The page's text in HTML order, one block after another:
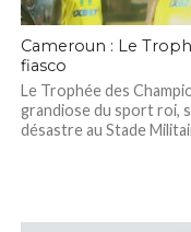
Cameroun : Le
fiasco
Le Trophée des
grandiose du sport roi,
désastre au Stade